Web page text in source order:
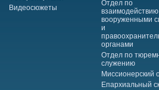
Видеосюжеты
Отдел по
взаимодействию
вооруженными
и
органами
Отдел по
служению
Миссионерский
Епархиальный